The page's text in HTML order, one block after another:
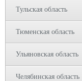
Тульская область
Тюменская область
Ульяновская область
Челябинская область